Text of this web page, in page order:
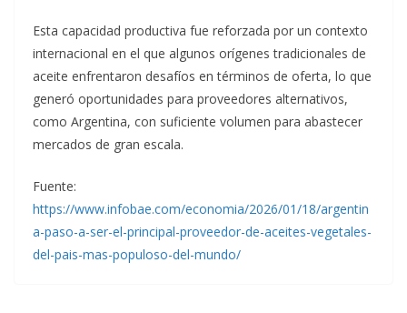
Esta capacidad productiva fue reforzada por un contexto
internacional en el que algunos orígenes tradicionales de
aceite enfrentaron desafíos en términos de oferta, lo que
generó oportunidades para proveedores alternativos,
como Argentina, con suficiente volumen para abastecer
mercados de gran escala.
Fuente:
https://www.infobae.com/economia/2026/01/18/argentin
a-paso-a-ser-el-principal-proveedor-de-aceites-vegetales-
del-pais-mas-populoso-del-mundo/